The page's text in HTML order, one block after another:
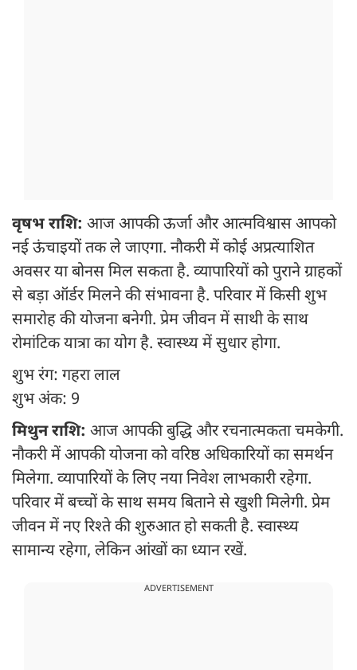
वृषभ राशि: आज आपकी ऊर्जा और आत्मविश्वास आपको
नई ऊंचाइयों तक ले जाएगा. नौकरी में कोई अप्रत्याशित
अवसर या बोनस मिल सकता है. व्यापारियों को पुराने ग्राहकों
से बड़ा ऑर्डर मिलने की संभावना है. परिवार में किसी शुभ
समारोह की योजना बनेगी. प्रेम जीवन में साथी के साथ
रोमांटिक यात्रा का योग है. स्वास्थ्य में सुधार होगा.
शुभ रंग: गहरा लाल
शुभ अंक: 9
मिथुन राशि: आज आपकी बुद्धि और रचनात्मकता चमकेगी.
नौकरी में आपकी योजना को वरिष्ठ अधिकारियों का समर्थन
मिलेगा. व्यापारियों के लिए नया निवेश लाभकारी रहेगा.
परिवार में बच्चों के साथ समय बिताने से खुशी मिलेगी. प्रेम
जीवन में नए रिश्ते की शुरुआत हो सकती है. स्वास्थ्य
सामान्य रहेगा, लेकिन आंखों का ध्यान रखें.
ADVERTISEMENT